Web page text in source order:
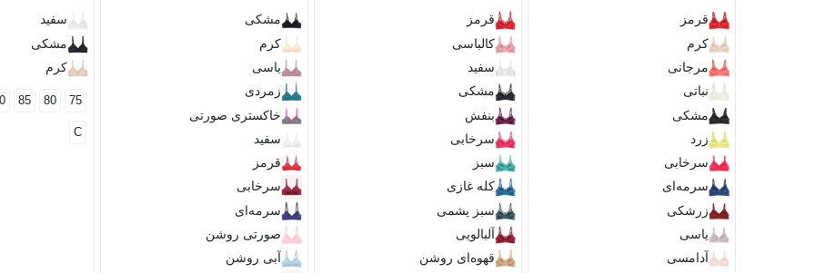
قرمز
کرم
مرجانی
نباتی
مشکی
زرد
سرخابی
سرمه‌ای
زرشکی
یاسی
آدامسی
قرمز
کالباسی
سفید
مشکی
بنفش
سرخابی
سبز
کله غازی
سبز یشمی
آلبالویی
قهوه‌ای روشن
مشکی
کرم
یاسی
زمردی
خاکستری صورتی
سفید
قرمز
سرخابی
سرمه‌ای
صورتی روشن
آبی روشن
سفید
مشکی
کرم
75
80
85
C